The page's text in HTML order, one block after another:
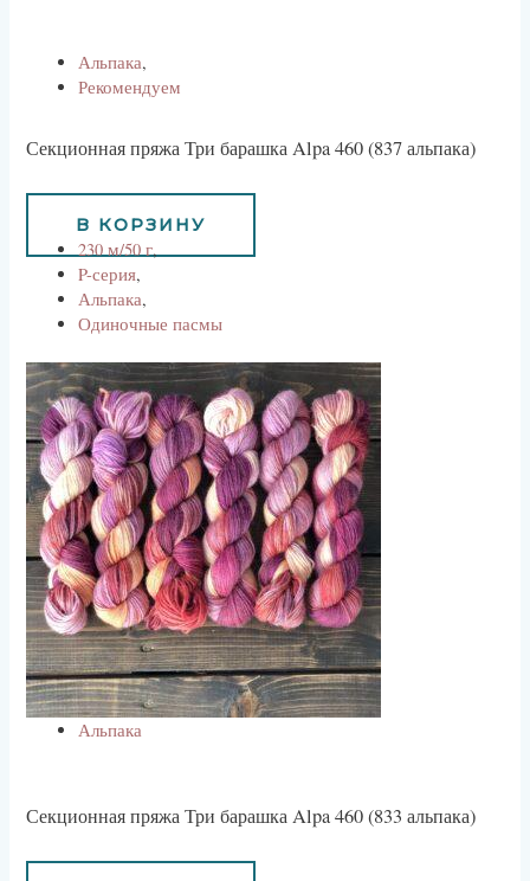
Альпака,
Рекомендуем
Секционная пряжа Три барашка Alpa 460 (837 альпака)
734руб
В КОРЗИНУ
230 м/50 г,
P-серия,
Альпака,
Одиночные пасмы
Альпака
Секционная пряжа Три барашка Alpa 460 (833 альпака)
734руб